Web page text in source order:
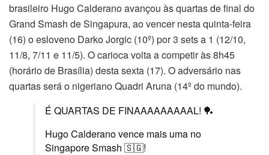
brasileiro Hugo Calderano avançou às quartas de final do
Grand Smash de Singapura, ao vencer nesta quinta-feira
(16) o esloveno Darko Jorgic (10º) por 3 sets a 1 (12/10,
11/8, 7/11 e 11/5). O carioca volta a competir às 8h45
(horário de Brasília) desta sexta (17). O adversário nas
quartas será o nigeriano Quadri Aruna (14º do mundo).
É QUARTAS DE FINAAAAAAAAAL! 🏓
Hugo Calderano vence mais uma no
Singapore Smash 🇸🇬!